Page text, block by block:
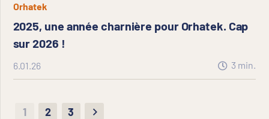
Orhatek
2025, une année charnière pour Orhatek. Cap
sur 2026 !
6.01.26 3 min.
1 2 3